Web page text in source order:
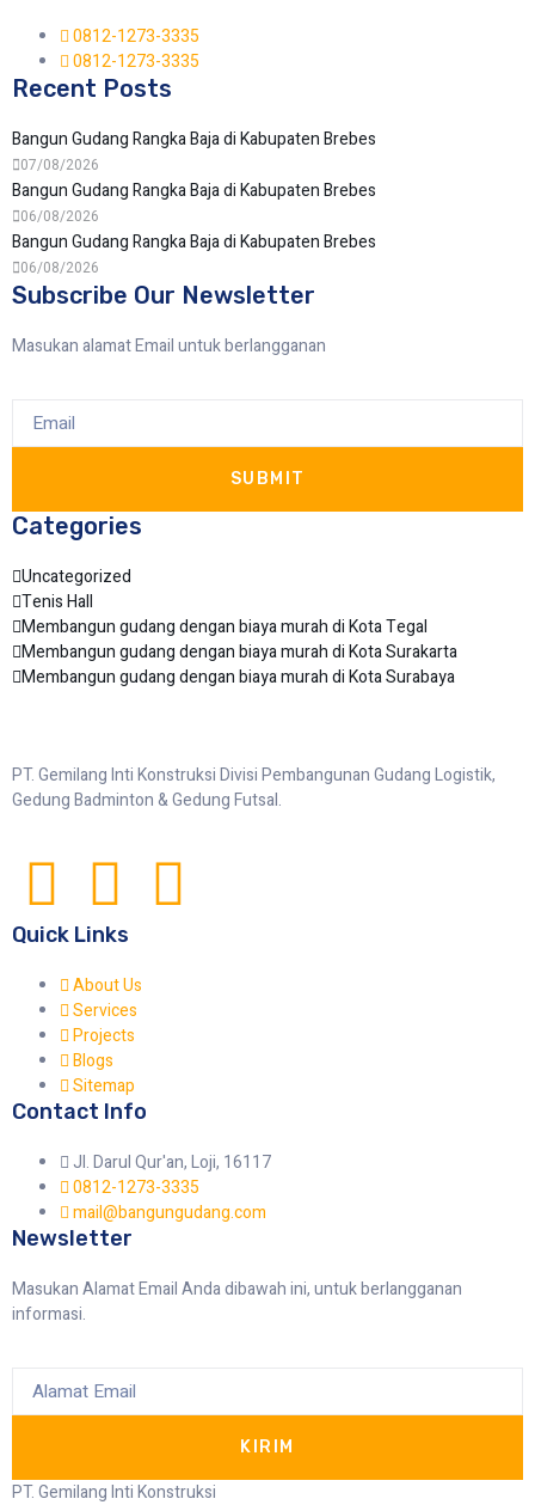
0812-1273-3335
0812-1273-3335
Recent Posts
Bangun Gudang Rangka Baja di Kabupaten Brebes
07/08/2026
Bangun Gudang Rangka Baja di Kabupaten Brebes
06/08/2026
Bangun Gudang Rangka Baja di Kabupaten Brebes
06/08/2026
Subscribe Our Newsletter
Masukan alamat Email untuk berlangganan
SUBMIT
Categories
Uncategorized
Tenis Hall
Membangun gudang dengan biaya murah di Kota Tegal
Membangun gudang dengan biaya murah di Kota Surakarta
Membangun gudang dengan biaya murah di Kota Surabaya
PT. Gemilang Inti Konstruksi Divisi Pembangunan Gudang Logistik,
Gedung Badminton & Gedung Futsal.
Quick Links
About Us
Services
Projects
Blogs
Sitemap
Contact Info
Jl. Darul Qur'an, Loji, 16117
0812-1273-3335
mail@bangungudang.com
Newsletter
Masukan Alamat Email Anda dibawah ini, untuk berlangganan
informasi.
KIRIM
PT. Gemilang Inti Konstruksi